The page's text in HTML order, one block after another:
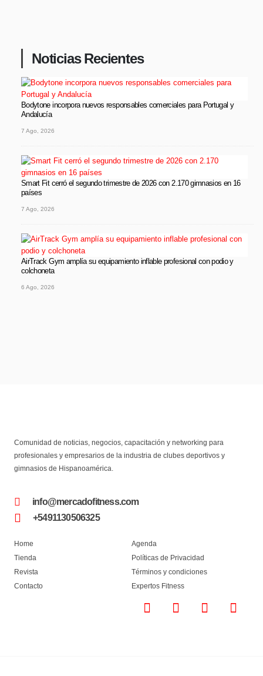
Noticias Recientes
Bodytone incorpora nuevos responsables comerciales para Portugal y
Andalucía
7 Ago, 2026
Smart Fit cerró el segundo trimestre de 2026 con 2.170 gimnasios en 16
países
7 Ago, 2026
AirTrack Gym amplía su equipamiento inflable profesional con podio y
colchoneta
6 Ago, 2026
Comunidad de noticias, negocios, capacitación y networking para
profesionales y empresarios de la industria de clubes deportivos y
gimnasios de Hispanoamérica.
info@mercadofitness.com
+5491130506325
Home
Tienda
Revista
Contacto
Agenda
Políticas de Privacidad
Términos y condiciones
Expertos Fitness